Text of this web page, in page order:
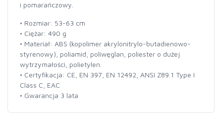
i pomarańczowy.
• Rozmiar: 53-63 cm
• Ciężar: 490 g
• Materiał: ABS (kopolimer akrylonitrylo-butadienowo-
styrenowy), poliamid, poliwęglan, poliester o dużej
wytrzymałości, polietylen.
• Certyfikacja: CE, EN 397, EN 12492, ANSI Z89.1 Type I
Class C, EAC
• Gwarancja 3 lata